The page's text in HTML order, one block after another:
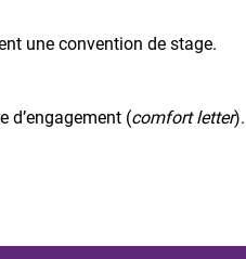
une convention de stage.
d’engagement (comfort letter